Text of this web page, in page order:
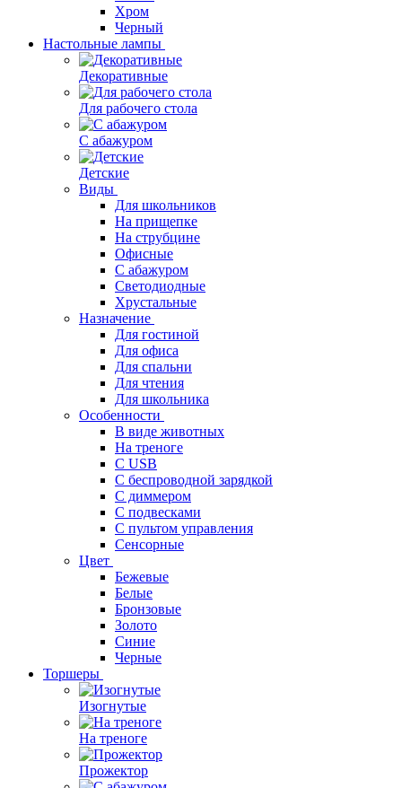
Хром
Черный
Настольные лампы
Декоративные
Для рабочего стола
С абажуром
Детские
Виды
Для школьников
На прищепке
На струбцине
Офисные
С абажуром
Светодиодные
Хрустальные
Назначение
Для гостиной
Для офиса
Для спальни
Для чтения
Для школьника
Особенности
В виде животных
На треноге
С USB
С беспроводной зарядкой
С диммером
С подвесками
С пультом управления
Сенсорные
Цвет
Бежевые
Белые
Бронзовые
Золото
Синие
Черные
Торшеры
Изогнутые
На треноге
Прожектор